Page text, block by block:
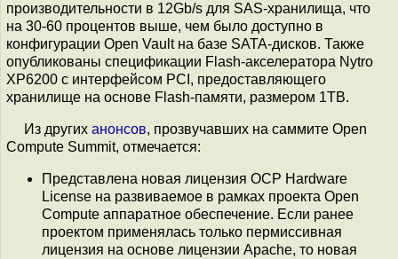
производительности в 12Gb/s для SAS-хранилища, что
на 30-60 процентов выше, чем было доступно в
конфигурации Open Vault на базе SATA-дисков. Также
опубликованы спецификации Flash-акселератора Nytro
XP6200 с интерфейсом PCI, предоставляющего
хранилище на основе Flash-памяти, размером 1TB.
Из других анонсов, прозвучавших на саммите Open
Compute Summit, отмечается:
Представлена новая лицензия OCP Hardware
License на развиваемое в рамках проекта Open
Compute аппаратное обеспечение. Если ранее
проектом применялась только пермиссивная
лицензия на основе лицензии Apache, то новая